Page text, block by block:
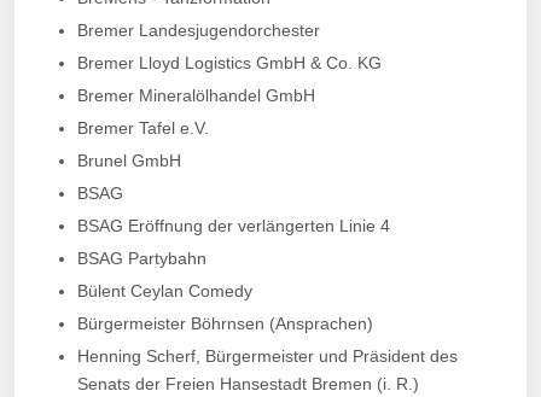
Bremer Landesjugendorchester
Bremer Lloyd Logistics GmbH & Co. KG
Bremer Mineralölhandel GmbH
Bremer Tafel e.V.
Brunel GmbH
BSAG
BSAG Eröffnung der verlängerten Linie 4
BSAG Partybahn
Bülent Ceylan Comedy
Bürgermeister Böhrnsen (Ansprachen)
Henning Scherf, Bürgermeister und Präsident des
Senats der Freien Hansestadt Bremen (i. R.)